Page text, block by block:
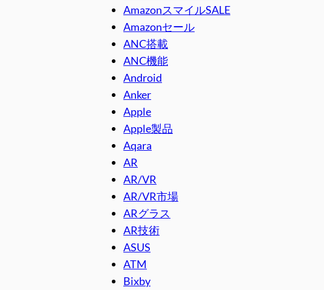
AmazonスマイルSALE
Amazonセール
ANC搭載
ANC機能
Android
Anker
Apple
Apple製品
Aqara
AR
AR/VR
AR/VR市場
ARグラス
AR技術
ASUS
ATM
Bixby